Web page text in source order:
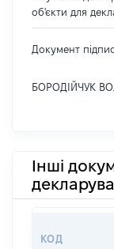
об'єкти для
Документ
БОРОДІЙЧУК
Інші
КОД